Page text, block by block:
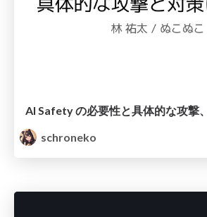
schroneko